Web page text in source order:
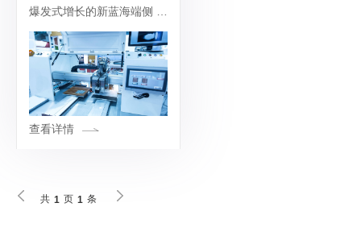
爆发式增长的新蓝海端侧 AI
市场正迎来井喷式发展：全
球市场规模预计从 2025 年
的 3219 亿元增至 2029 年
的 1.22 万
查看详情
共 1 页 1 条